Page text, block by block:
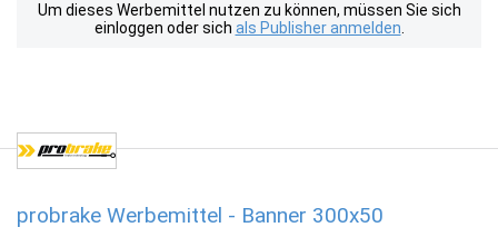
Um dieses Werbemittel nutzen zu können, müssen Sie sich
einloggen oder sich als Publisher anmelden
probrake Werbemittel - Banner 300x50